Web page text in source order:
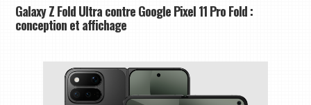
Galaxy Z Fold Ultra contre Google Pixel 11 Pro Fold :
conception et affichage